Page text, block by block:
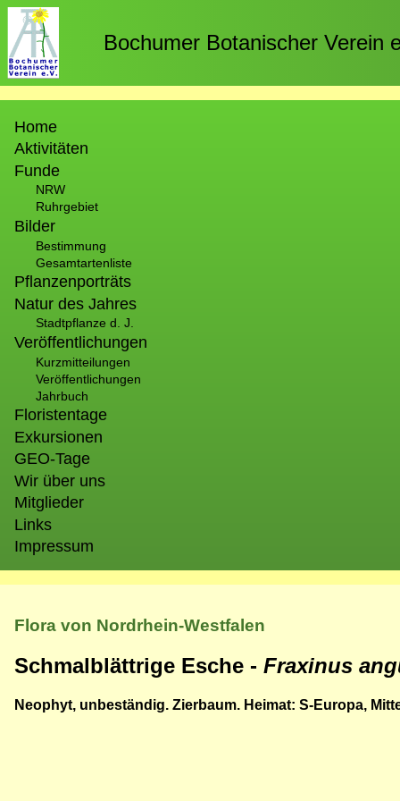
Direkt
zum
Inhalt
Bochumer Botanischer Verein
Home
Aktivitäten
Funde
NRW
Ruhrgebiet
Bilder
Bestimmung
Gesamtartenliste
Pflanzenporträts
Natur des Jahres
Stadtpflanze d. J.
Veröffentlichungen
Kurzmitteilungen
Veröffentlichungen
Jahrbuch
Floristentage
Exkursionen
GEO-Tage
Wir über uns
Mitglieder
Links
Impressum
Flora von Nordrhein-Westfalen
Schmalblättrige Esche - Fraxinus
Neophyt, unbeständig. Zierbaum. Heimat: S-Europa,